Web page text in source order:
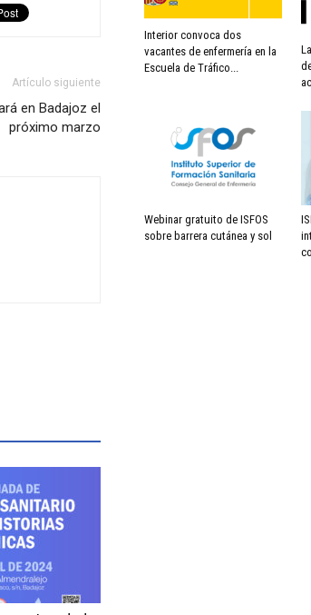
Artículo siguiente
en Badajoz el
próximo marzo
Interior convoca dos
vacantes de enfermería en la
Escuela de Tráfico...
Webinar gratuito de ISFOS
sobre barrera cutánea y sol